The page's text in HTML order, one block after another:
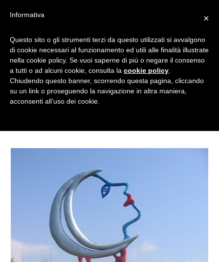
IL “FUTURO” SI SCOPRE
ALL”ARIA APERTA: IL
NONNO PASTICCIERE IN
VISITA AL GIARDINO DEI
TAROCCHI
×
Informativa
Questo sito o gli strumenti terzi da questo utilizzati si avvalgono
di cookie necessari al funzionamento ed utili alle finalità illustrate
nella cookie policy. Se vuoi saperne di più o negare il consenso
a tutti o ad alcuni cookie, consulta la cookie policy
Chiudendo questo banner, scorrendo questa pagina, cliccando
su un link o proseguendo la navigazione in altra maniera,
acconsenti all’uso dei cookie.